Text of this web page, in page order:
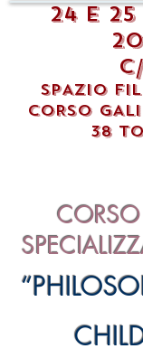
24 e
SPAZIO
CORSO
38